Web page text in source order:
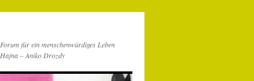
Forum für ein menschenwürdiges Leben
Hajna – Aniko Drozdy